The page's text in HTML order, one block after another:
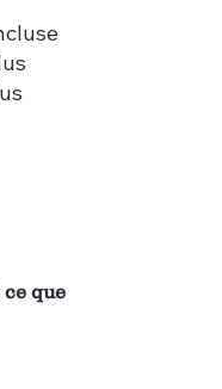
que